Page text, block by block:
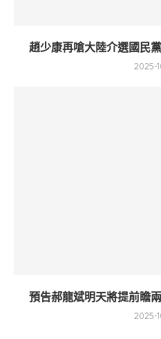
趙少康再嗆大陸介選國民
2025-
預告郝龍斌明天將提前瞻
2025-